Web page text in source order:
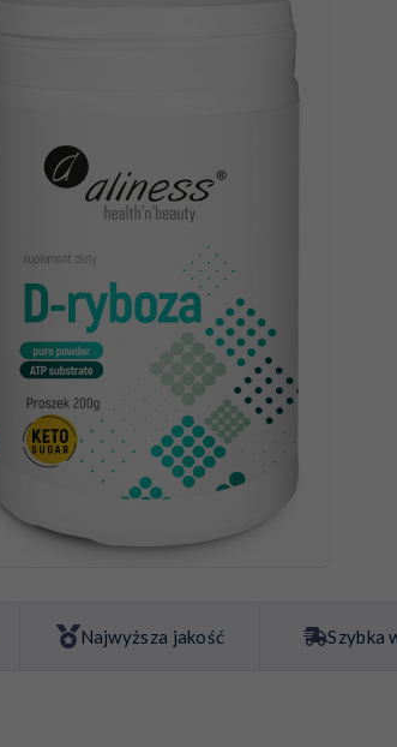
Najwyższa jakość Szybka